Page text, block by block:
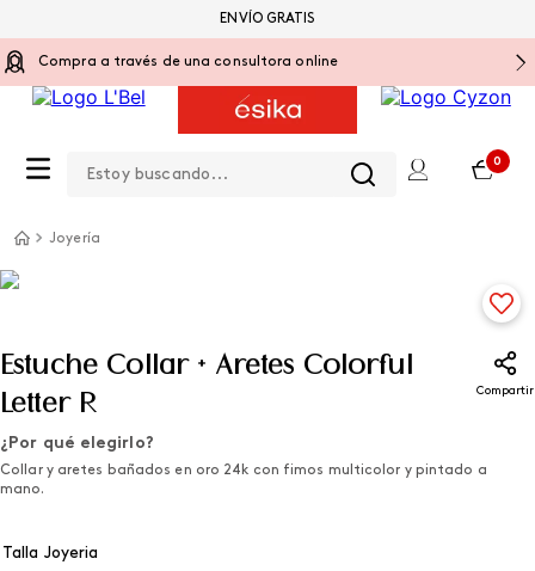
Compra a través de una consultora online
0
ENVÍO GRATIS
Joyería
Estuche Collar + Aretes Colorful
Letter R
Compartir
¿Por qué elegirlo?
Collar y aretes bañados en oro 24k con fimos multicolor y pintado a
mano.
Talla Joyeria